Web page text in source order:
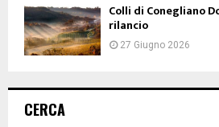
Colli di Conegliano
rilancio
27 Giugno 2026
CERCA